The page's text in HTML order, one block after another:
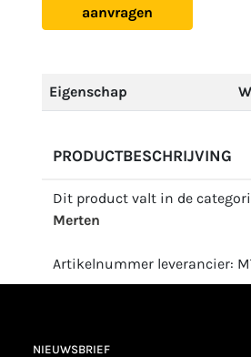
aanvragen
Eigenschap
PRODUCTBESCHRIJVING
Dit product valt in de
Merten
Artikelnummer leverancier:
NIEUWSBRIEF